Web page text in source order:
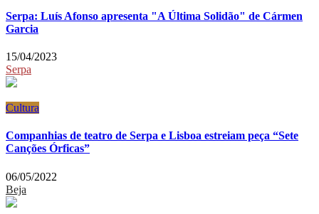
Serpa: Luís Afonso apresenta "A Última Solidão" de Cármen
Garcia
15/04/2023
Serpa
Cultura
Companhias de teatro de Serpa e Lisboa estreiam peça “Sete
Canções Órficas”
06/05/2022
Beja